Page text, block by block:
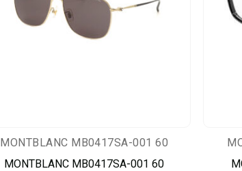
MONTBLANC MB0417SA-001 60
MONTBLANC MB0417SA-001 60